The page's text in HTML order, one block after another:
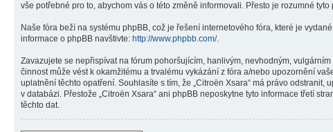
vše potřebné pro to, abychom vás o této změně informovali. Přesto je rozumné
Naše fóra beží na systému phpBB, což je řešení internetového fóra, které je
informace o phpBB navštivte: http://www.phpbb.com/.
Zavazujete se nepřispívat na fórum pohoršujícím, hanlivým, nevhodným,
činnost může vést k okamžitému a trvalému vykázání z fóra a/nebo upozornění
uplatnění těchto opatření. Souhlasíte s tím, že „Citroën Xsara“ má právo
v databázi. Přestože „Citroën Xsara“ ani phpBB neposkytne tyto informace třetí
těchto dat.